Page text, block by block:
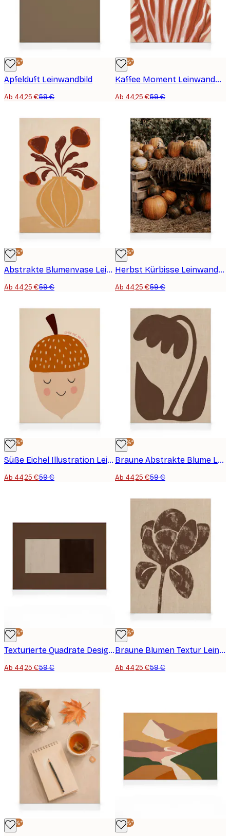
-25%*
Apfelduft Leinwandbild
Ab 44,25 €59 €
-25%*
Kaffee Moment Leinwandbild
Ab 44,25 €59 €
-25%*
Abstrakte Blumenvase Leinwandbild
Ab 44,25 €59 €
-25%*
Herbst Kürbisse Leinwandbild
Ab 44,25 €59 €
-25%*
Süße Eichel Illustration Leinwandbild
Ab 44,25 €59 €
-25%*
Braune Abstrakte Blume Leinwandbild
Ab 44,25 €59 €
-25%*
Texturierte Quadrate Design Leinwandbild
Ab 44,25 €59 €
-25%*
Braune Blumen Textur Leinwandbild
Ab 44,25 €59 €
-25%* -25%*